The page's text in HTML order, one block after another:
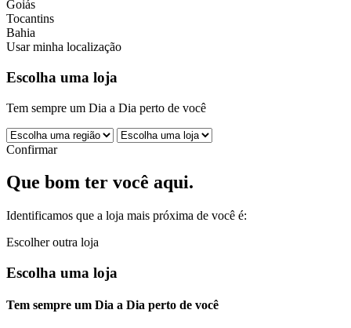
Goiás
Tocantins
Bahia
Usar minha localização
Escolha uma loja
Tem sempre um Dia a Dia perto de você
Confirmar
Que bom ter você aqui.
Identificamos que a loja mais próxima de você é:
Escolher outra loja
Escolha uma loja
Tem sempre um Dia a Dia perto de você